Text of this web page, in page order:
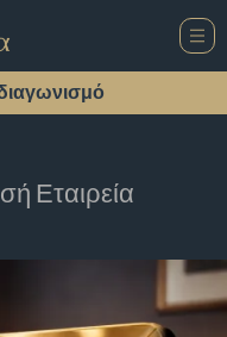
Εταιρεία